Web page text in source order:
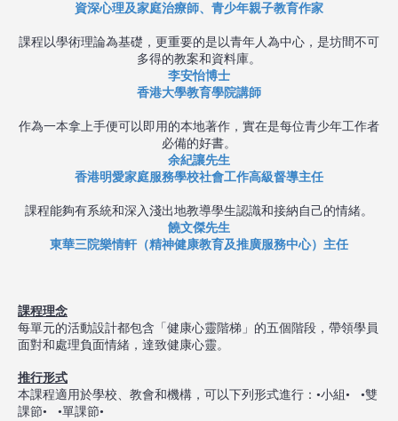
資深⼼理及家庭治療師、青少年親⼦教育作家
課程以學術理論為基礎，更重要的是以青年⼈為中⼼，是坊間不可
多得的教案和資料庫。
李安怡博士
香港大學教育學院講師
作為一本拿上手便可以即用的本地著作，實在是每位青少年工作者
必備的好書。
余紀讓先生
香港明愛家庭服務學校社會工作高級督導主任
課程能夠有系統和深入淺出地教導學生認識和接納自己的情緒。
饒文傑先生
東華三院樂情軒（精神健康教育及推廣服務中心）主任
課程理念
每單元的活動設計都包含「健康心靈階梯」的五個階段，帶領學員
面對和處理負面情緒，達致健康心靈。
推行形式
本課程適用於學校、教會和機構，可以下列形式進行：•⼩組• •雙
課節• •單課節•